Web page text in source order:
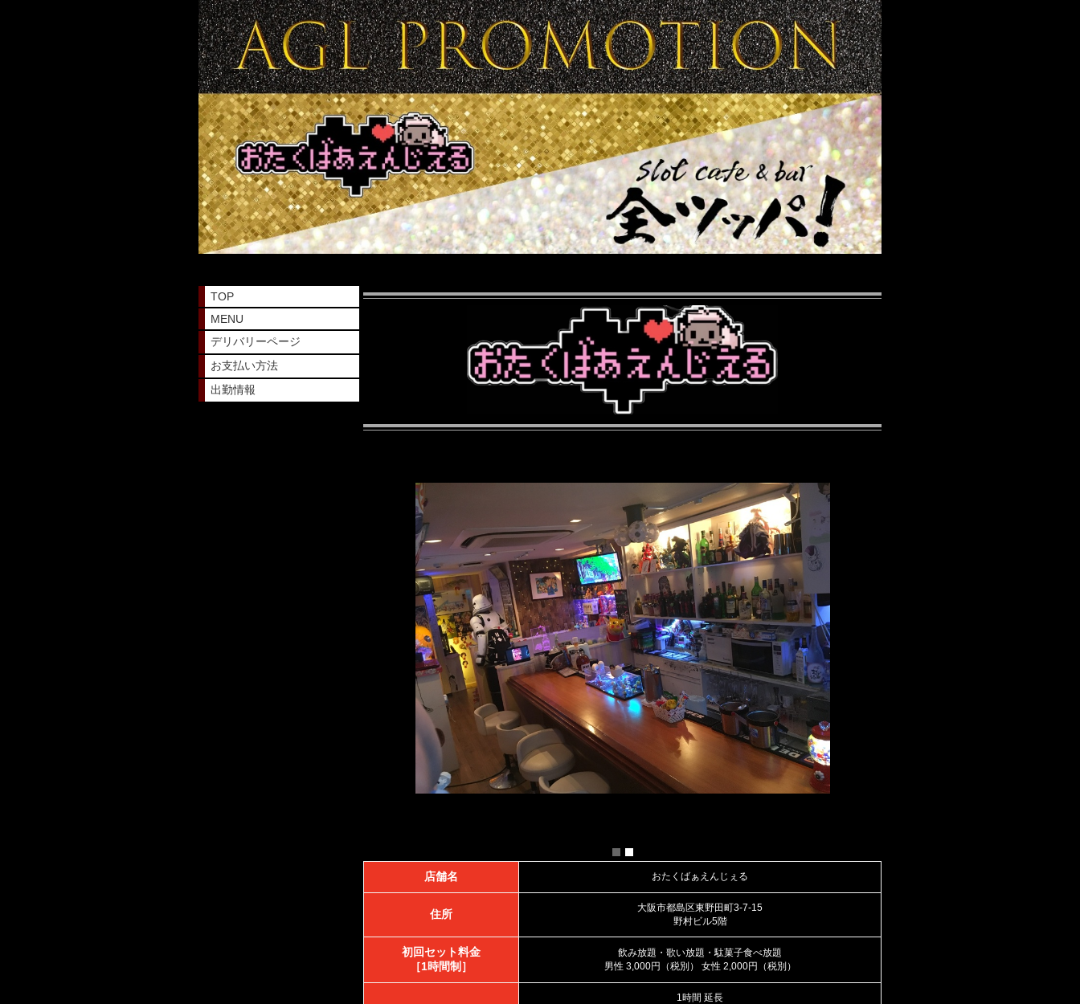
店舗名 おたくばぁえんじぇる
住所
大阪市都島区東野田町3-7-15
野村ビル5階
初回セット料金
［1時間制］
飲み放題・歌い放題・駄菓子食べ放題
男性 3,000円（税別） 女性 2,000円（税別）
1時間 延長
TOP
MENU
デリバリーページ
お支払い方法
出勤情報